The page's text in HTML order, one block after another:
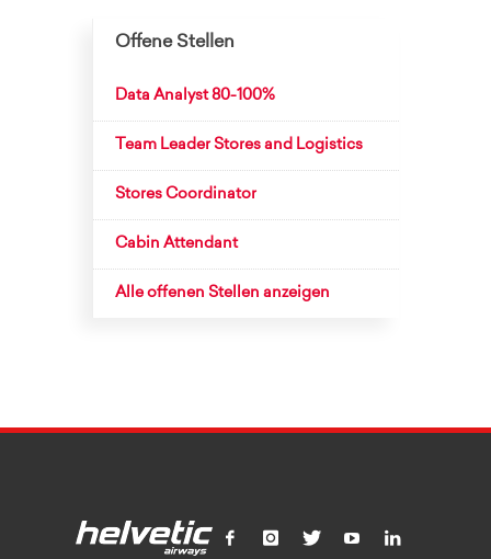
Offene Stellen
Data Analyst 80-100%
Team Leader Stores and Logistics
Stores Coordinator
Cabin Attendant
Alle offenen Stellen anzeigen